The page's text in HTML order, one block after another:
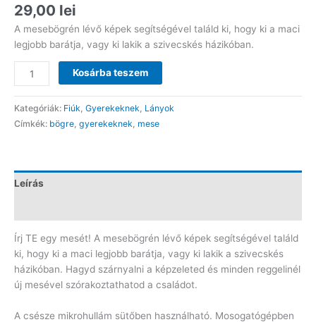
29,00 lei
A mesebögrén lévő képek segítségével találd ki, hogy ki a maci
legjobb barátja, vagy ki lakik a szivecskés házikóban.
"Erdei
barátok"
mesebögre
CN358
mennyiség
Kosárba teszem
Kategóriák: Fiúk, Gyerekeknek, Lányok
Címkék: bögre, gyerekeknek, mese
Leírás
Írj TE egy mesét! A mesebögrén lévő képek segítségével találd
ki, hogy ki a maci legjobb barátja, vagy ki lakik a szivecskés
házikóban. Hagyd szárnyalni a képzeleted és minden reggelinél
új mesével szórakoztathatod a családot.
A csésze mikrohullám sütőben használható. Mosogatógépben